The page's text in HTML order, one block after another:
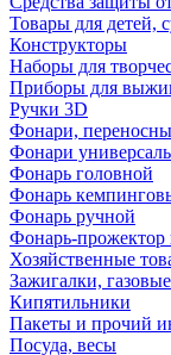
Товары для детей,
Конструкторы
Наборы для
Приборы для
Ручки 3D
Фонари,
Фонари
Фонарь головной
Фонарь
Фонарь ручной
Фонарь-прожектор
Хозяйственные
Зажигалки,
Кипятильники
Пакеты и прочий
Посуда, весы